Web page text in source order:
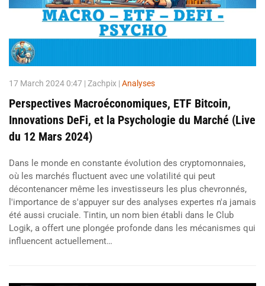
17 March 2024 0:47 | Zachpix | Analyses
Perspectives Macroéconomiques, ETF Bitcoin,
Innovations DeFi, et la Psychologie du Marché (Live
du 12 Mars 2024)
Dans le monde en constante évolution des cryptomonnaies,
où les marchés fluctuent avec une volatilité qui peut
décontenancer même les investisseurs les plus chevronnés,
l'importance de s'appuyer sur des analyses expertes n'a jamais
été aussi cruciale. Tintin, un nom bien établi dans le Club
Logik, a offert une plongée profonde dans les mécanismes qui
influencent actuellement…